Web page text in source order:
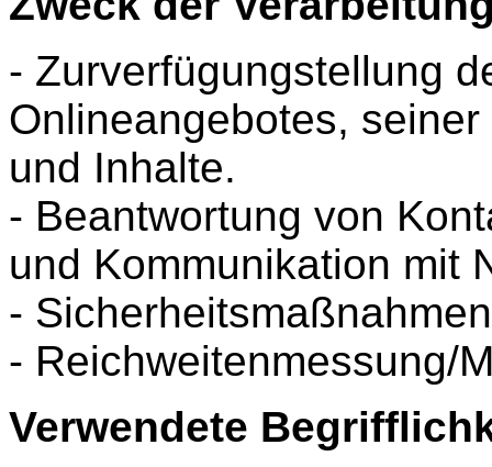
- Zurverfügungstellung
Onlineangebotes,
und Inhalte.
- Beantwortung von
und Kommunikation mit
-
- Reichweitenmessung/
Verwendete